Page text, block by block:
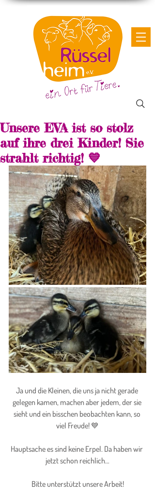
Unsere EVA ist so stolz
auf ihre drei Kinder! Sie
strahlt richtig! 💙
Ja und die Kleinen, die uns ja nicht gerade
gelegen kamen, machen aber jedem, der sie
sieht und ein bisschen beobachten kann, so
viel Freude! 💙
Hauptsache es sind keine Erpel. Da haben wir
jetzt schon reichlich…
Bitte unterstützt unsere Arbeit!